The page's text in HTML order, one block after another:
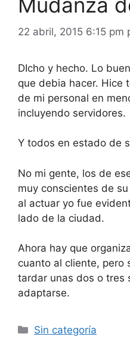
22 abril, 2015 6:15 pm
DIcho y hecho. Lo
que debia hacer. Hice
de mi personal en
incluyendo servidores.
Y todos en estado de
No mi gente, los de
muy conscientes de
al actuar yo fue
lado de la ciudad.
Ahora hay que
cuanto al cliente, pero
tardar unas dos o tres
adaptarse.
Categorías
Sin categoría